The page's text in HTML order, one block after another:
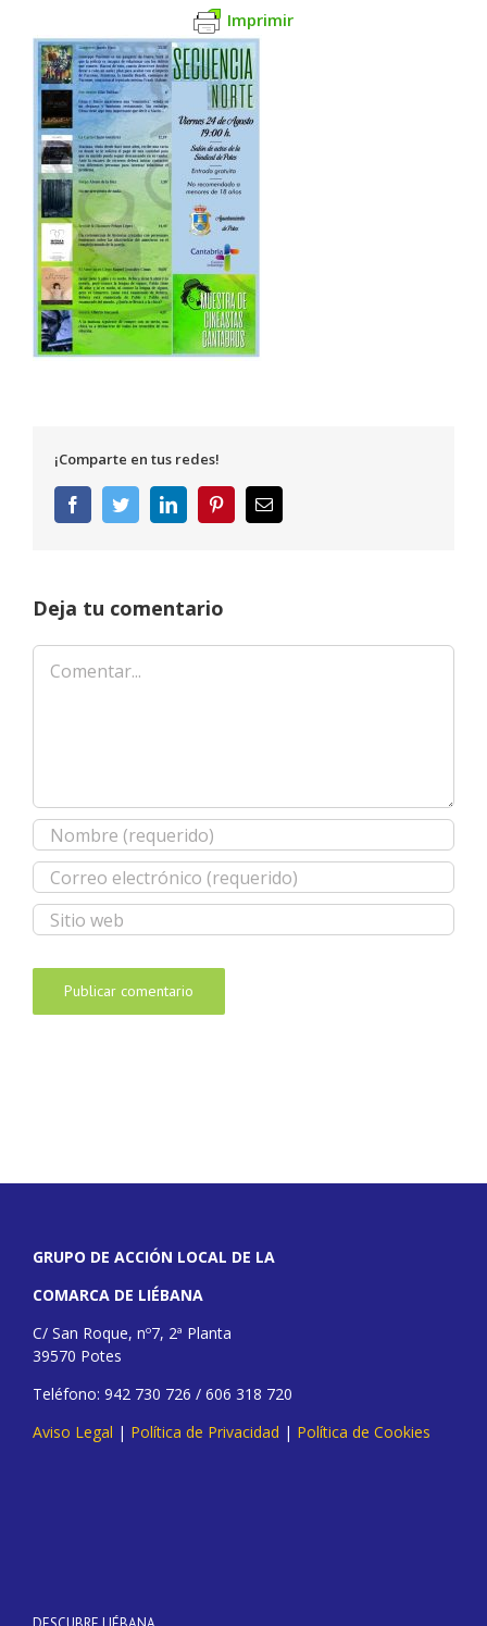
Imprimir
¡Comparte en tus redes!
FacebookTwitterLinkedInPinterestCorreo
electrónico
Deja tu comentario
Comentar
GRUPO DE ACCIÓN LOCAL DE LA
COMARCA DE LIÉBANA
C/ San Roque, nº7, 2ª Planta
39570 Potes
Teléfono: 942 730 726 / 606 318 720
Aviso Legal | Política de Privacidad | Política de Cookies